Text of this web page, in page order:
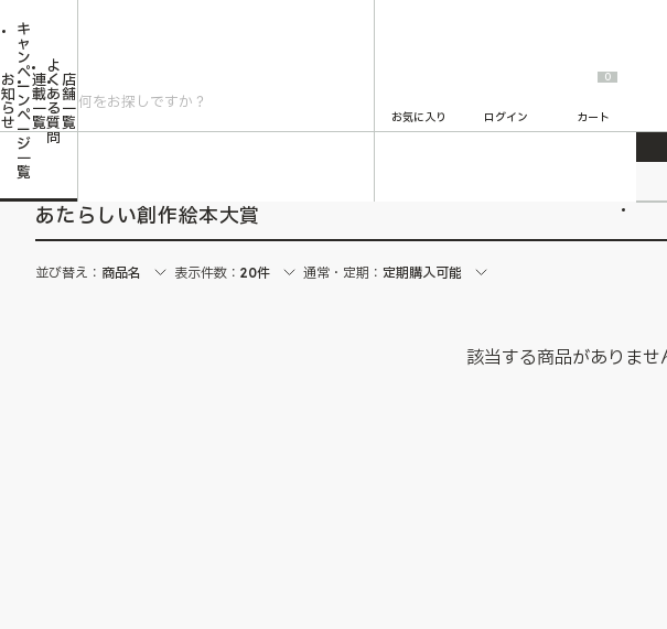
お
知
ら
せ
キ
ャ
ン
ペ
ー
ン
ペ
ー
ジ
一
覧
連
載
一
覧
よ
く
あ
る
質
問
店
舗
一
覧
お気に入り ログイン
0
カート
あたらしい創作絵本大賞
あたらしい創作絵本大賞
並び替え： 商品名 表示件数： 20件 通常・定期： 定期購入可能
該当する商品がありませ